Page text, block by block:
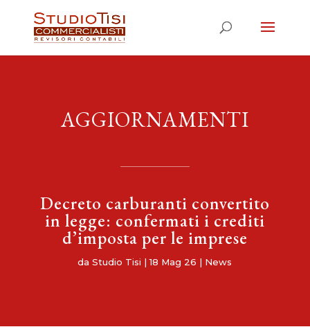
AGGIORNAMENTI
Decreto carburanti convertito
in legge: confermati i crediti
d’imposta per le imprese
daStudio Tisi |18 Mag 26 | News